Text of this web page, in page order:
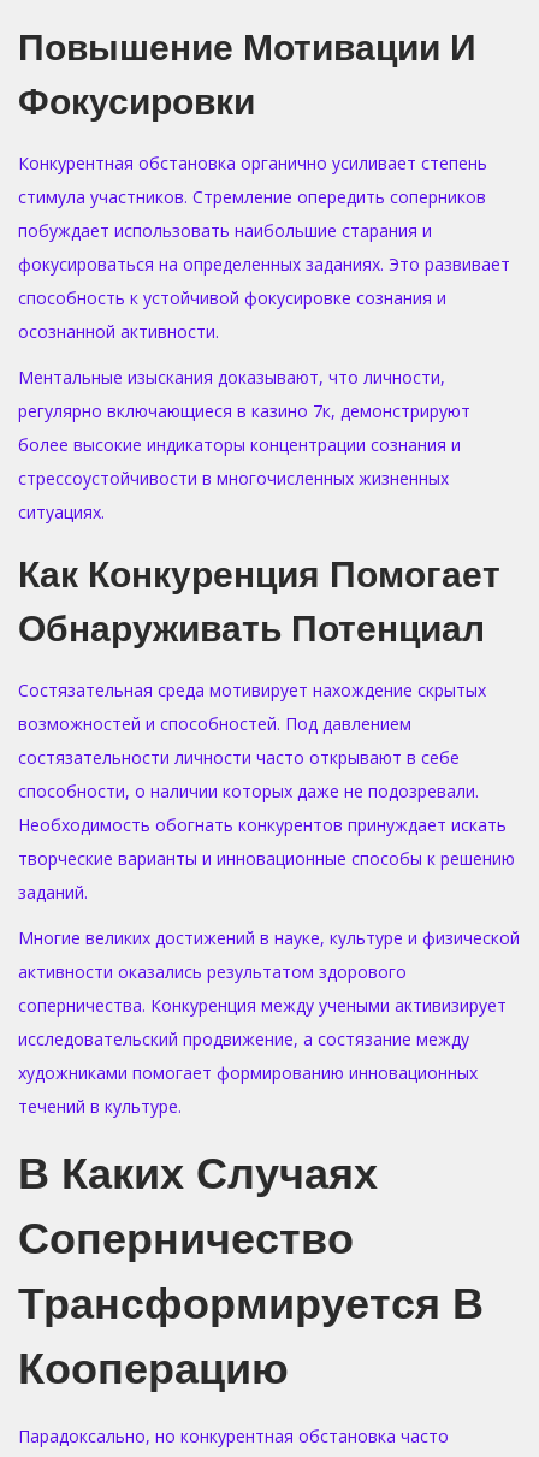
Повышение Мотивации И
Фокусировки
Конкурентная обстановка органично усиливает степень
стимула участников. Стремление опередить соперников
побуждает использовать наибольшие старания и
фокусироваться на определенных заданиях. Это развивает
способность к устойчивой фокусировке сознания и
осознанной активности.
Ментальные изыскания доказывают, что личности,
регулярно включающиеся в казино 7к, демонстрируют
более высокие индикаторы концентрации сознания и
стрессоустойчивости в многочисленных жизненных
ситуациях.
Как Конкуренция Помогает
Обнаруживать Потенциал
Состязательная среда мотивирует нахождение скрытых
возможностей и способностей. Под давлением
состязательности личности часто открывают в себе
способности, о наличии которых даже не подозревали.
Необходимость обогнать конкурентов принуждает искать
творческие варианты и инновационные способы к решению
заданий.
Многие великих достижений в науке, культуре и физической
активности оказались результатом здорового
соперничества. Конкуренция между учеными активизирует
исследовательский продвижение, а состязание между
художниками помогает формированию инновационных
течений в культуре.
В Каких Случаях
Соперничество
Трансформируется В
Кооперацию
Парадоксально, но конкурентная обстановка часто